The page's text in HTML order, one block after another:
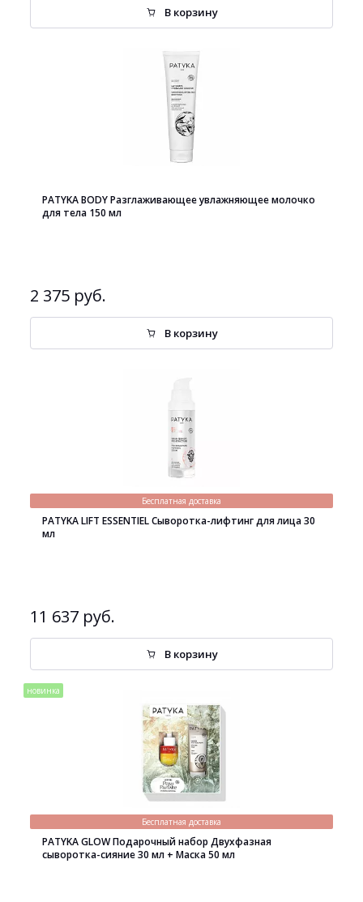
В корзину
PATYKA BODY Разглаживающее увлажняющее молочко
для тела 150 мл
2 375 руб.
В корзину
Бесплатная доставка
PATYKA LIFT ESSENTIEL Сыворотка-лифтинг для лица 30
мл
11 637 руб.
В корзину
новинка
Бесплатная доставка
PATYKA GLOW Подарочный набор Двухфазная
сыворотка-сияние 30 мл + Маска 50 мл